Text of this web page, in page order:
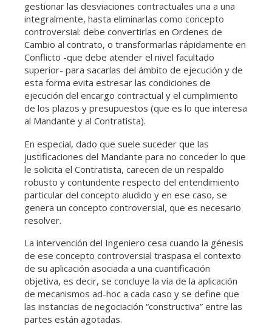
gestionar las desviaciones contractuales una a una
integralmente, hasta eliminarlas como concepto
controversial: debe convertirlas en Ordenes de
Cambio al contrato, o transformarlas rápidamente en
Conflicto -que debe atender el nivel facultado
superior- para sacarlas del ámbito de ejecución y de
esta forma evita estresar las condiciones de
ejecución del encargo contractual y el cumplimiento
de los plazos y presupuestos (que es lo que interesa
al Mandante y al Contratista).
En especial, dado que suele suceder que las
justificaciones del Mandante para no conceder lo que
le solicita el Contratista, carecen de un respaldo
robusto y contundente respecto del entendimiento
particular del concepto aludido y en ese caso, se
genera un concepto controversial, que es necesario
resolver.
La intervención del Ingeniero cesa cuando la génesis
de ese concepto controversial traspasa el contexto
de su aplicación asociada a una cuantificación
objetiva, es decir, se concluye la vía de la aplicación
de mecanismos ad-hoc a cada caso y se define que
las instancias de negociación “constructiva” entre las
partes están agotadas.